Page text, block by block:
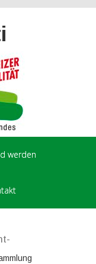
werden